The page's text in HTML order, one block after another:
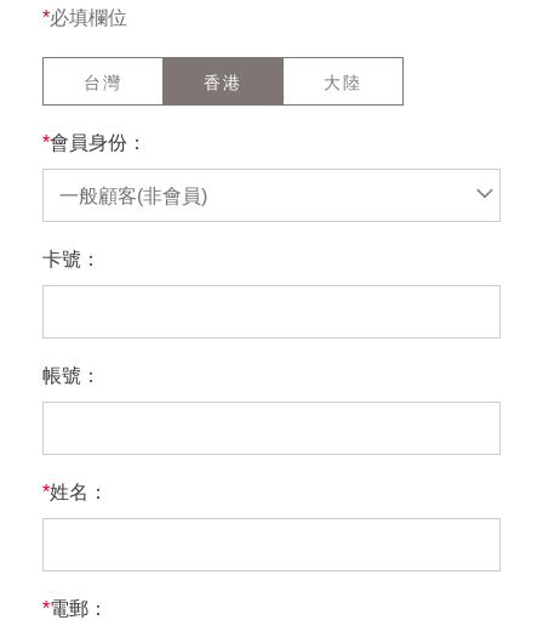
*必填欄位
台灣 香港 大陸
*會員身份：
一般顧客(非會員)
卡號：
帳號：
*姓名：
*電郵：